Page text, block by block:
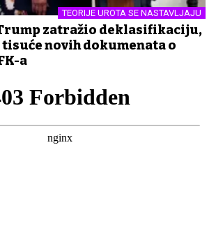
TEORIJE UROTA SE NASTAVLJAJU
zatražio deklasifikaciju,
tisuće novih dokumenata o
a